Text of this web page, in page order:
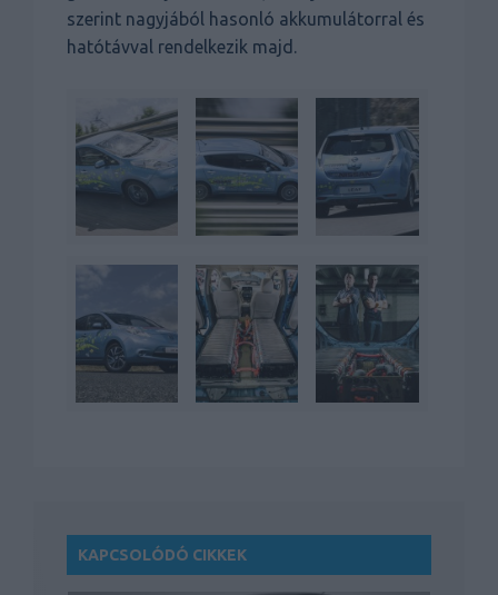
szerint nagyjából hasonló akkumulátorral és
hatótávval rendelkezik majd.
KAPCSOLÓDÓ CIKKEK